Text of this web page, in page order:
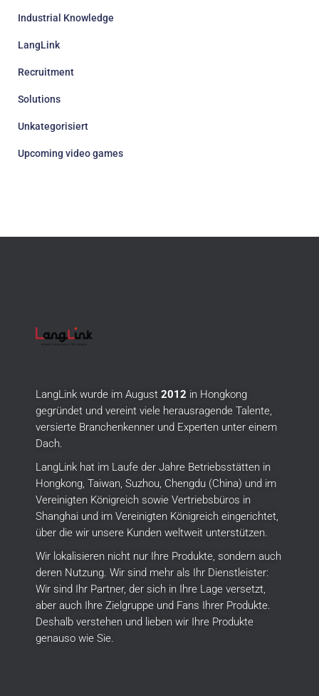
Industrial Knowledge
LangLink
Recruitment
Solutions
Unkategorisiert
Upcoming video games
LangLink wurde im August 2012 in Hongkong
gegründet und vereint viele herausragende Talente,
versierte Branchenkenner und Experten unter einem
Dach.
LangLink hat im Laufe der Jahre Betriebsstätten in
Hongkong, Taiwan, Suzhou, Chengdu (China) und im
Vereinigten Königreich sowie Vertriebsbüros in
Shanghai und im Vereinigten Königreich eingerichtet,
über die wir unsere Kunden weltweit unterstützen.
Wir lokalisieren nicht nur Ihre Produkte, sondern auch
deren Nutzung. Wir sind mehr als Ihr Dienstleister:
Wir sind Ihr Partner, der sich in Ihre Lage versetzt,
aber auch Ihre Zielgruppe und Fans Ihrer Produkte.
Deshalb verstehen und lieben wir Ihre Produkte
genauso wie Sie.